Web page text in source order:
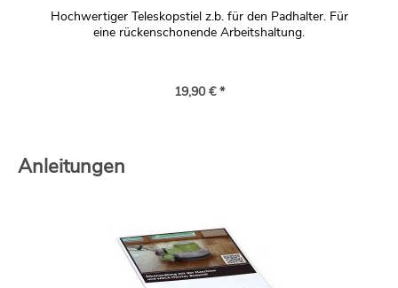
Hochwertiger Teleskopstiel z.b. für den Padhalter. Für
eine rückenschonende Arbeitshaltung.
19,90 € *
Anleitungen